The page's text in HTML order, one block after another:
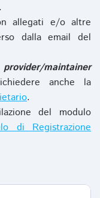
allegati e/o altre
dalla email del
provider/maintainer
anche la
.
del modulo
di Registrazione